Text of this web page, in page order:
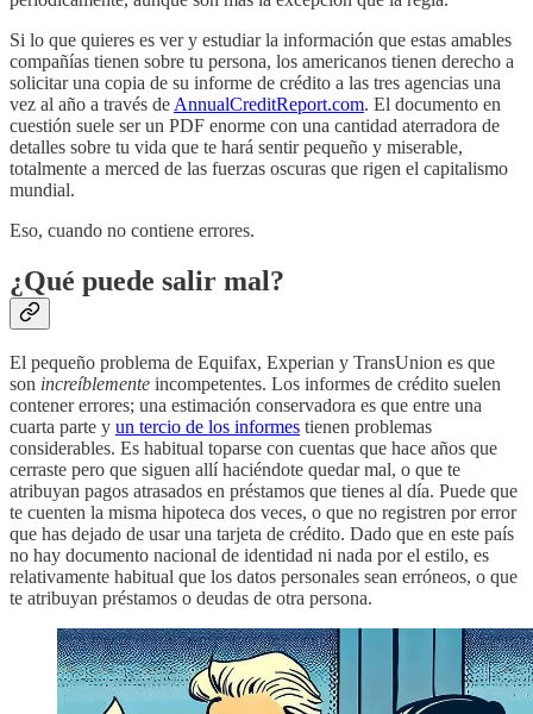
Si lo que quieres es ver y estudiar la información que estas amables
compañías tienen sobre tu persona, los americanos tienen derecho a
solicitar una copia de su informe de crédito a las tres agencias una
vez al año a través de AnnualCreditReport.com. El documento en
cuestión suele ser un PDF enorme con una cantidad aterradora de
detalles sobre tu vida que te hará sentir pequeño y miserable,
totalmente a merced de las fuerzas oscuras que rigen el capitalismo
mundial.
Eso, cuando no contiene errores.
¿Qué puede salir mal?
El pequeño problema de Equifax, Experian y TransUnion es que
son increíblemente incompetentes. Los informes de crédito suelen
contener errores; una estimación conservadora es que entre una
cuarta parte y un tercio de los informes tienen problemas
considerables. Es habitual toparse con cuentas que hace años que
cerraste pero que siguen allí haciéndote quedar mal, o que te
atribuyan pagos atrasados en préstamos que tienes al día. Puede que
te cuenten la misma hipoteca dos veces, o que no registren por error
que has dejado de usar una tarjeta de crédito. Dado que en este país
no hay documento nacional de identidad ni nada por el estilo, es
relativamente habitual que los datos personales sean erróneos, o que
te atribuyan préstamos o deudas de otra persona.